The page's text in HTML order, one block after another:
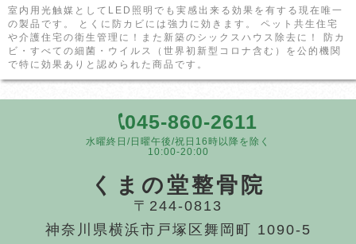
室内用光触媒としてLED照明でも実感出来る効果を有する現在唯一
の製品です。 とくに防カビには強力に効きます。 ペット共生住宅
や介護住宅の衛生管理に！また新築のシックスハウス除去に！ 防カ
ビ・すべての細菌・ウイルス（世界初新型コロナ含む）を公的機関
で特に効果ありと認められた商品です。
045-860-2611
水曜終日/日曜午後/祝日16時以降を除く
10:00-20:00
くまの堂整骨院
〒244-0813
神奈川県横浜市戸塚区舞岡町 1090-5